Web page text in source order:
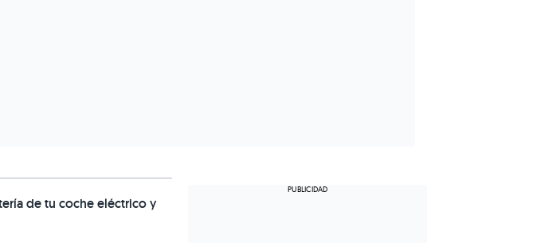
de tu coche eléctrico y